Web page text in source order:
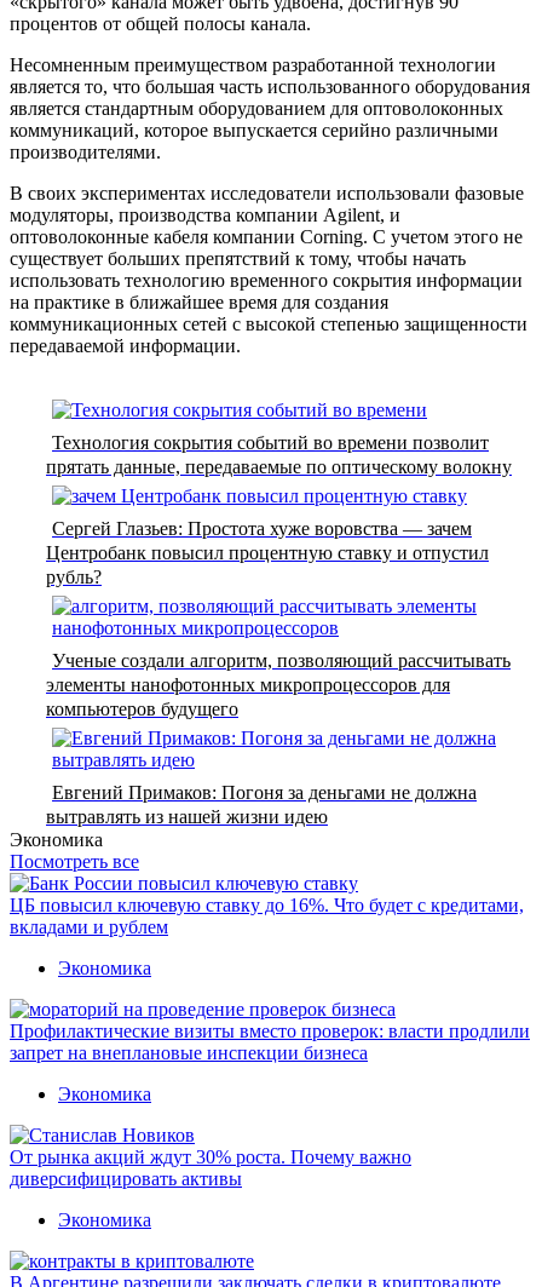
процентов от общей полосы канала.
Несомненным преимуществом разработанной технологии
является то, что большая часть использованного оборудования
является стандартным оборудованием для оптоволоконных
коммуникаций, которое выпускается серийно различными
производителями.
В своих экспериментах исследователи использовали фазовые
модуляторы, производства компании Agilent, и
оптоволоконные кабеля компании Corning. С учетом этого не
существует больших препятствий к тому, чтобы начать
использовать технологию временного сокрытия информации
на практике в ближайшее время для создания
коммуникационных сетей с высокой степенью защищенности
передаваемой информации.
Технология сокрытия событий во времени позволит
прятать данные, передаваемые по оптическому волокну
Сергей Глазьев: Простота хуже воровства — зачем
Центробанк повысил процентную ставку и отпустил
рубль?
Ученые создали алгоритм, позволяющий рассчитывать
элементы нанофотонных микропроцессоров для
компьютеров будущего
Евгений Примаков: Погоня за деньгами не должна
вытравлять из нашей жизни идею
Экономика
Посмотреть все
ЦБ повысил ключевую ставку до 16%. Что будет с кредитами,
вкладами и рублем
Экономика
Профилактические визиты вместо проверок: власти продлили
запрет на внеплановые инспекции бизнеса
Экономика
От рынка акций ждут 30% роста. Почему важно
диверсифицировать активы
Экономика
В Аргентине разрешили заключать сделки в криптовалюте